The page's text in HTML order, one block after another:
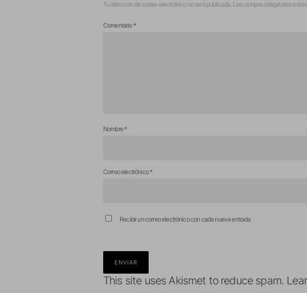
Tu dirección de correo electrónico no será publicada. Los campos obligatorios
Comentario *
Nombre*
Correo electrónico*
Recibir un correo electrónico con cada nueva entrada.
This site uses Akismet to reduce spam.